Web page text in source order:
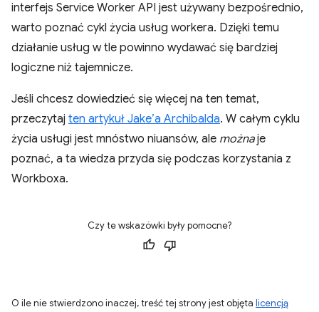
interfejs Service Worker API jest używany bezpośrednio,
warto poznać cykl życia usług workera. Dzięki temu
działanie usług w tle powinno wydawać się bardziej
logiczne niż tajemnicze.
Jeśli chcesz dowiedzieć się więcej na ten temat,
przeczytaj ten artykuł Jake’a Archibalda. W całym cyklu
życia usługi jest mnóstwo niuansów, ale możnaje
poznać, a ta wiedza przyda się podczas korzystania z
Workboxa.
Czy te wskazówki były pomocne?
O ile nie stwierdzono inaczej, treść tej strony jest objęta licencją